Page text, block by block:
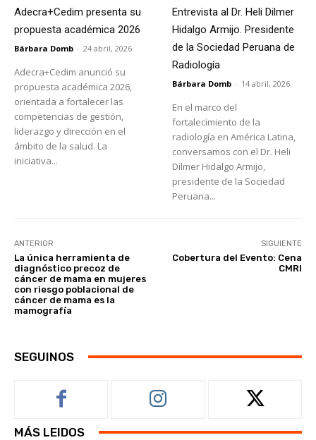
Adecra+Cedim presenta su
propuesta académica 2026
Bárbara Domb - 24 abril, 2026
Adecra+Cedim anunció su
propuesta académica 2026,
orientada a fortalecer las
competencias de gestión,
liderazgo y dirección en el
ámbito de la salud. La
iniciativa...
Entrevista al Dr. Heli Dilmer
Hidalgo Armijo. Presidente
de la Sociedad Peruana de
Radiología
Bárbara Domb - 14 abril, 2026
En el marco del
fortalecimiento de la
radiología en América Latina,
conversamos con el Dr. Heli
Dilmer Hidalgo Armijo,
presidente de la Sociedad
Peruana...
ANTERIOR
La única herramienta de
diagnóstico precoz de
cáncer de mama en mujeres
con riesgo poblacional de
cáncer de mama es la
mamografía
SIGUIENTE
Cobertura del Evento: Cena
CMRI
SEGUINOS
MÁS LEIDOS